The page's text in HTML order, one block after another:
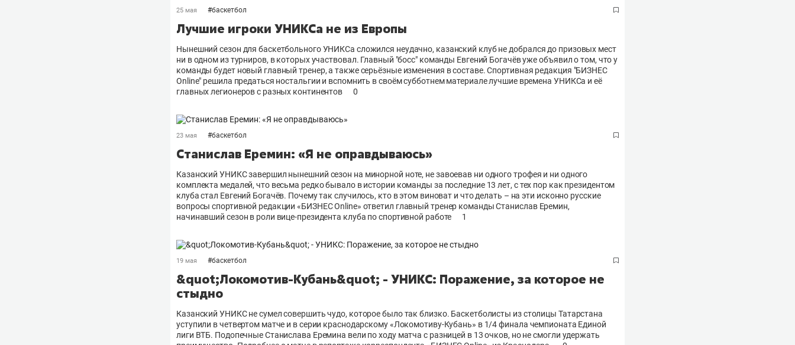
25 мая #баскетбол
Лучшие игроки УНИКСа не из Европы
Нынешний сезон для баскетбольного УНИКСа сложился неудачно, казанский клуб не добрался до призовых мест
ни в одном из турниров, в которых участвовал. Главный "босс" команды Евгений Богачёв уже объявил о том, что у
команды будет новый главный тренер, а также серьёзные изменения в составе. Спортивная редакция "БИЗНЕС
Online" решила предаться ностальгии и вспомнить в своём субботнем материале лучшие времена УНИКСа и её
главных легионеров с разных континентов
0
23 мая #баскетбол
Станислав Еремин: «Я не оправдываюсь»
Казанский УНИКС завершил нынешний сезон на минорной ноте, не завоевав ни одного трофея и ни одного
комплекта медалей, что весьма редко бывало в истории команды за последние 13 лет, с тех пор как президентом
клуба стал Евгений Богачёв. Почему так случилось, кто в этом виноват и что делать – на эти исконно русские
вопросы спортивной редакции «БИЗНЕС Оnline» ответил главный тренер команды Станислав Еремин,
начинавший сезон в роли вице-президента клуба по спортивной работе
1
19 мая #баскетбол
&quot;Локомотив-Кубань&quot; - УНИКС: Поражение, за которое не
стыдно
Казанский УНИКС не сумел совершить чудо, которое было так близко. Баскетболисты из столицы Татарстана
уступили в четвертом матче и в серии краснодарскому «Локомотиву-Кубань» в 1/4 финала чемпионата Единой
лиги ВТБ. Подопечные Станислава Еремина вели по ходу матча с разницей в 13 очков, но не смогли удержать